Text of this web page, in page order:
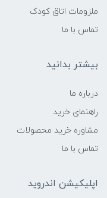
ساده، مینیمال
نگهداری و
فصل مناسب
ملزومات اتاق کودک
تماس با ما
بیشتر بدانید
درباره ما
راهنمای خرید
مشاوره خرید محصولات
تماس با ما
اپلیکیشن اندروید